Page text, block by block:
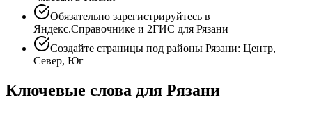
Обязательно зарегистрируйтесь в
Яндекс.Справочнике и 2ГИС для Рязани
Создайте страницы под районы Рязани: Центр,
Север, Юг
Ключевые слова для Рязани